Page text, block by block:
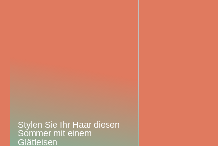
Stylen Sie Ihr Haar diesen
Sommer mit einem
Glätteisen